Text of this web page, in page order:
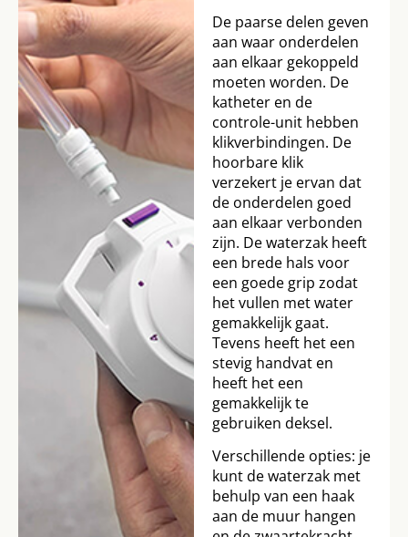
De paarse delen geven
aan waar onderdelen
aan elkaar gekoppeld
moeten worden. De
katheter en de
controle-unit hebben
klikverbindingen. De
hoorbare klik
verzekert je ervan dat
de onderdelen goed
aan elkaar verbonden
zijn. De waterzak heeft
een brede hals voor
een goede grip zodat
het vullen met water
gemakkelijk gaat.
Tevens heeft het een
stevig handvat en
heeft het een
gemakkelijk te
gebruiken deksel.
Verschillende opties: je
kunt de waterzak met
behulp van een haak
aan de muur hangen